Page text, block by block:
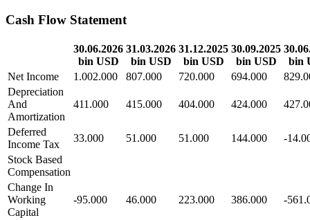
Cash Flow Statement
30.06.2026
bin USD
31.03.2026
bin USD
31.12.2025
bin USD
30.09.2025
bin USD
bin
Net Income
1.002.000 807.000 720.000 694.000
Depreciation
And
Amortization
411.000 415.000 404.000 424.000
Deferred
Income Tax
33.000 51.000 51.000 144.000
-
Stock Based
Compensation
Change In
Working
Capital
-95.000 46.000 223.000 386.000 -